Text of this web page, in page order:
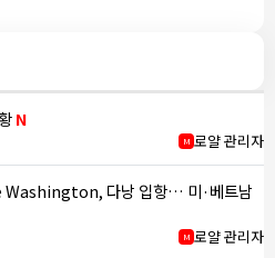
N
M 로얄 관리자
Washington, 다낭 입항… 미·베트남
M 로얄 관리자